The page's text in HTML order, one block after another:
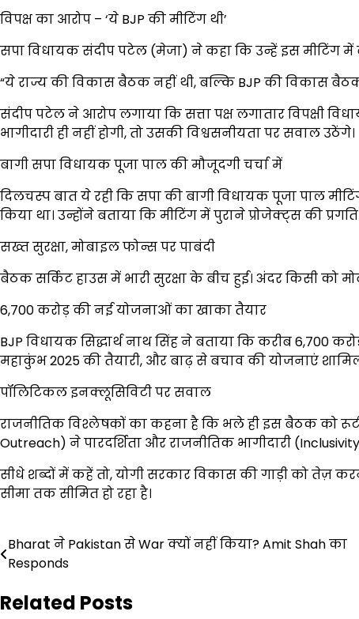
विपक्ष का आरोप – ‘ये BJP की मीटिंग थी’
सपा विधायक संदीप पटेल (मेजा) ने कहा कि उन्हें इस मीटिंग में
“ये राज्य की विकास बैठक नहीं थी, बल्कि BJP की विकास
संदीप पटेल ने आरोप लगाया कि सत्ता पक्ष लगातार विपक्षी
भागीदारी ही नहीं होगी, तो उसकी विश्वसनीयता पर सवाल उठेंगे।
बागी सपा विधायक पूजा पाल की मौजूदगी चर्चा में
दिलचस्प बात ये रही कि सपा की बागी विधायक पूजा पाल
किया था। उन्होंने बताया कि मीटिंग में पुराने प्रोजेक्ट्स की
सख्त सुरक्षा, मोबाइल फोन्स पर पाबंदी
बैठक सर्किट हाउस में भारी सुरक्षा के बीच हुई। अंदर किसी को
₹6,700 करोड़ की नई योजनाओं का खाका तैयार
BJP विधायक सिद्धार्थ नाथ सिंह ने बताया कि करीब ₹6,700
महाकुंभ 2025 की तैयारी, और बाढ़ से बचाव की योजनाएं
पॉलिटिकल इनक्लूसिविटी पर सवाल
राजनीतिक विश्लेषकों का कहना है कि भले ही इस बैठक को
Outreach) ने पारदर्शिता और राजनीतिक भागीदारी
सीधे शब्दों में कहें तो, योगी सरकार विकास की गाड़ी को तेज़
सीमा तक सीमित हो रहा है।
Post
navigation
Bharat ने Pakistan से War क्यों नहीं किया? Amit Shah का
Responds
Related Posts